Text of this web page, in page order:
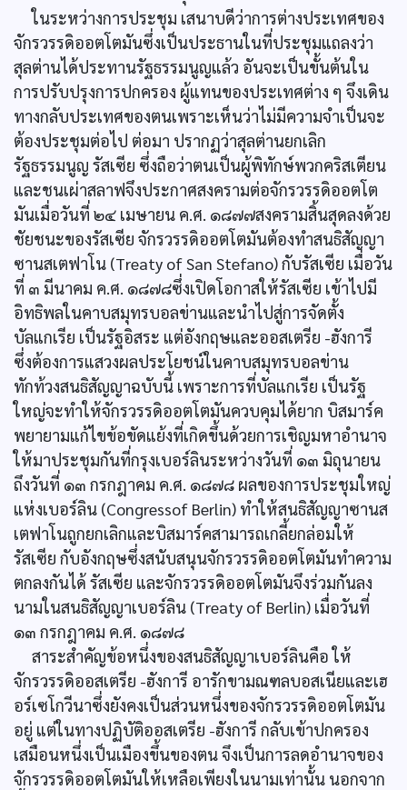
ในระหว่างการประชุม เสนาบดีว่าการต่างประเทศของ
จักรวรรดิออตโตมันซึ่งเป็นประธานในที่ประชุมแถลงว่า
สุลต่านได้ประทานรัฐธรรมนูญแล้ว อันจะเป็นขั้นต้นใน
การปรับปรุงการปกครอง ผู้แทนของประเทศต่าง ๆ จึงเดิน
ทางกลับประเทศของตนเพราะเห็นว่าไม่มีความจำเป็นจะ
ต้องประชุมต่อไป ต่อมา ปรากฏว่าสุลต่านยกเลิก
รัฐธรรมนูญ รัสเซีย ซึ่งถือว่าตนเป็นผู้พิทักษ์พวกคริสเตียน
และชนเผ่าสลาฟจึงประกาศสงครามต่อจักรวรรดิออตโต
มันเมื่อวันที่ ๒๔ เมษายน ค.ศ. ๑๘๗๗สงครามสิ้นสุดลงด้วย
ชัยชนะของรัสเซีย จักรวรรดิออตโตมันต้องทำสนธิสัญญา
ซานสเตฟาโน (Treaty of San Stefano) กับรัสเซีย เมื่อวัน
ที่ ๓ มีนาคม ค.ศ. ๑๘๗๘ซึ่งเปิดโอกาสให้รัสเซีย เข้าไปมี
อิทธิพลในคาบสมุทรบอลข่านและนำไปสู่การจัดตั้ง
บัลแกเรีย เป็นรัฐอิสระ แต่อังกฤษและออสเตรีย -ฮังการี
ซึ่งต้องการแสวงผลประโยชน์ในคาบสมุทรบอลข่าน
ทักท้วงสนธิสัญญาฉบับนี้ เพราะการที่บัลแกเรีย เป็นรัฐ
ใหญ่จะทำให้จักรวรรดิออตโตมันควบคุมได้ยาก บิสมาร์ค
พยายามแก้ไขข้อขัดแย้งที่เกิดขึ้นด้วยการเชิญมหาอำนาจ
ให้มาประชุมกันที่กรุงเบอร์ลินระหว่างวันที่ ๑๓ มิถุนายน
ถึงวันที่ ๑๓ กรกฎาคม ค.ศ. ๑๘๗๘ ผลของการประชุมใหญ่
แห่งเบอร์ลิน (Congressof Berlin) ทำให้สนธิสัญญาซานส
เตฟาโนถูกยกเลิกและบิสมาร์คสามารถเกลี้ยกล่อมให้
รัสเซีย กับอังกฤษซึ่งสนับสนุนจักรวรรดิออตโตมันทำความ
ตกลงกันได้ รัสเซีย และจักรวรรดิออตโตมันจึงร่วมกันลง
นามในสนธิสัญญาเบอร์ลิน (Treaty of Berlin) เมื่อวันที่
๑๓ กรกฎาคม ค.ศ. ๑๘๗๘
สาระสำคัญข้อหนึ่งของสนธิสัญญาเบอร์ลินคือ ให้
จักรวรรดิออสเตรีย -ฮังการี อารักขามณฑลบอสเนียและเฮ
อร์เซโกวีนาซึ่งยังคงเป็นส่วนหนึ่งของจักรวรรดิออตโตมัน
อยู่ แต่ในทางปฏิบัติออสเตรีย -ฮังการี กลับเข้าปกครอง
เสมือนหนึ่งเป็นเมืองขึ้นของตน จึงเป็นการลดอำนาจของ
จักรวรรดิออตโตมันให้เหลือเพียงในนามเท่านั้น นอกจาก